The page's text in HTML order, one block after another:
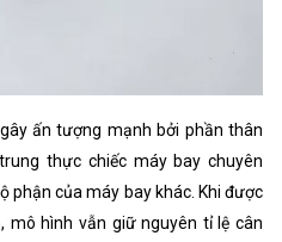
gây ấn tượng mạnh bởi phần thân
thực chiếc máy bay chuyên
phận của máy bay khác. Khi được
mô hình vẫn giữ nguyên tỉ lệ cân